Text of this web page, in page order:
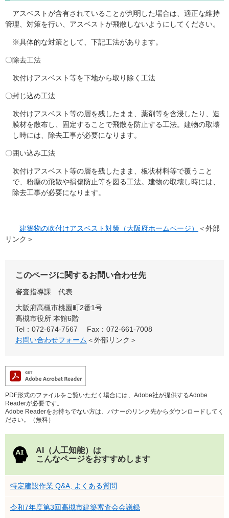
アスベストが含有されていることが判明した場合は、適正な維持
管理、対策を行い、アスベストが飛散しないようにしてください。
※具体的な対策として、下記工法があります。
〇除去工法
吹付けアスベスト等を下地から取り除く工法
〇封じ込め工法
吹付けアスベスト等の層を残したまま、薬剤等を含浸したり、造
膜材を散布し、固定することで飛散を防止する工法。建物の取壊
し時には、除去工事が必要になります。
〇囲い込み工法
吹付けアスベスト等の層を残したまま、板状材料等で覆うこと
で、粉塵の飛散や損傷防止等を図る工法。建物の取壊し時には、
除去工事が必要になります。
建築物の吹付けアスベスト対策（大阪府ホームページ）
＜外部
リンク＞
このページに関するお問い合わせ先
審査指導課
代表
大阪府高槻市桃園町2番1号
高槻市役所 本館6階
Tel：072-674-7567
Fax：072-661-7008
お問い合わせフォーム ＜外部リンク＞
PDF形式のファイルをご覧いただく場合には、Adobe社が提供するAdobe
Readerが必要です。
Adobe Readerをお持ちでない方は、バナーのリンク先からダウンロードしてく
ださい。（無料）
AI（人工知能）は
こんなページをおすすめします
特定建設作業 Q&A; よくある質問
令和7年度第3回高槻市建築審査会会議録